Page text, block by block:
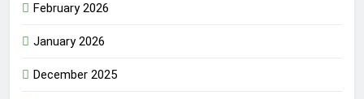
February 2026
January 2026
December 2025